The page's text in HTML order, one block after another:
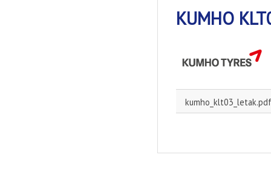
KUMHO
kumho_klt03_letak.pdf